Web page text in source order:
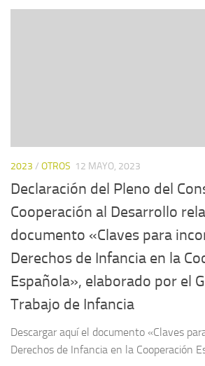
2023 / OTROS 12 MAYO, 2023
Declaración del Pleno del
Cooperación al Desarrollo
documento «Claves para
Derechos de Infancia en la
Española», elaborado por el
Trabajo de Infancia
Descargar aquí el documento «Claves
Derechos de Infancia en la Cooperación